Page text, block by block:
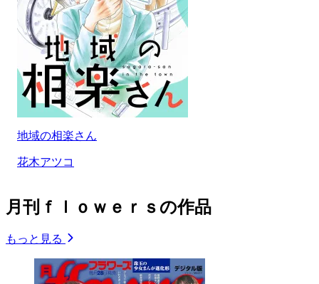
地域の相楽さん
花木アツコ
月刊ｆｌｏｗｅｒｓの作品
もっと見る